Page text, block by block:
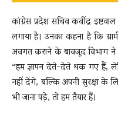
कांग्रेस प्रदेश सचिव कवींद्र
लगाया है। उनका कहना है कि
अवगत कराने के बावजूद विभाग ने
“हम ज्ञापन देते-देते थक गए हैं,
नहीं देंगे, बल्कि अपनी सुरक्षा के
भी जाना पड़े, तो हम तैयार हैं।